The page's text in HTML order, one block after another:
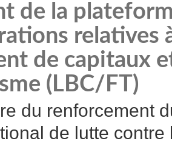
de la
relatives
de capitaux
(LBC/FT)
du renforcement
de lutte contre